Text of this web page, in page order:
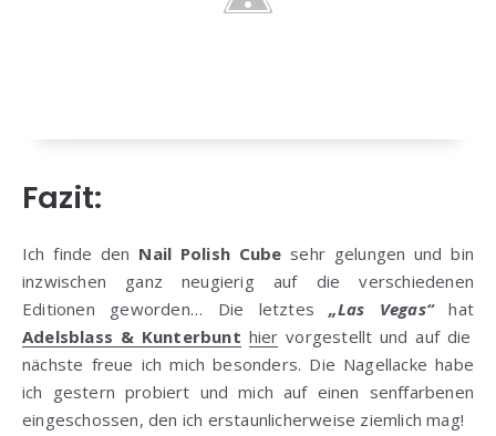
Fazit:
Ich finde den Nail Polish Cube sehr gelungen und bin
inzwischen ganz neugierig auf die verschiedenen
Editionen geworden… Die letztes„Las Vegas“
hat
Adelsblass & Kunterbunt hier vorgestellt und auf die
nächste freue ich mich besonders. Die Nagellacke habe
ich gestern probiert und mich auf einen senffarbenen
eingeschossen, den ich erstaunlicherweise ziemlich mag!